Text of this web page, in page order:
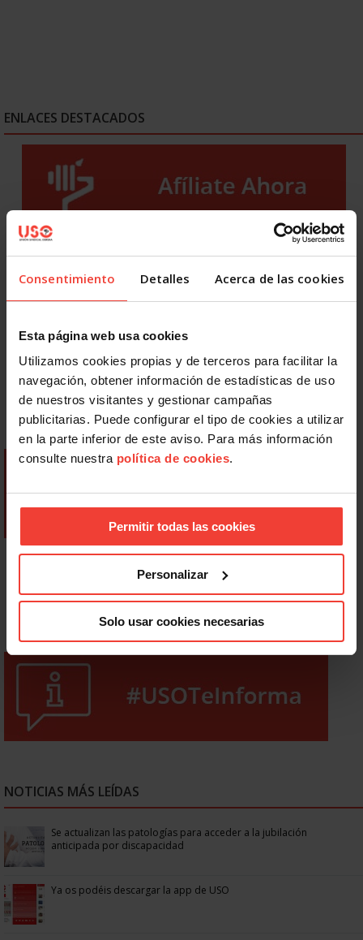
Consentimiento Detalles Acerca de las cookies
Esta página web usa cookies
Utilizamos cookies propias y de terceros para facilitar la
navegación, obtener información de estadísticas de uso
de nuestros visitantes y gestionar campañas
publicitarias. Puede configurar el tipo de cookies a utilizar
en la parte inferior de este aviso. Para más información
consulte nuestra política de cookies.
Permitir todas las cookies
Personalizar
Solo usar cookies necesarias
ENLACES DESTACADOS
NOTICIAS MÁS LEÍDAS
Se actualizan las patologías para acceder a la jubilación
anticipada por discapacidad
Ya os podéis descargar la app de USO